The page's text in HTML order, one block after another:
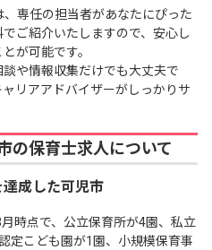
専任の担当者があなたにぴった
ご紹介いたしますので、安心し
が可能です。
や情報収集だけでも大丈夫で
リアアドバイザーがしっかりサ
の保育士求人について
成した可児市
時点で、公立保育所が4園、私立
定こども園が1園、小規模保育事